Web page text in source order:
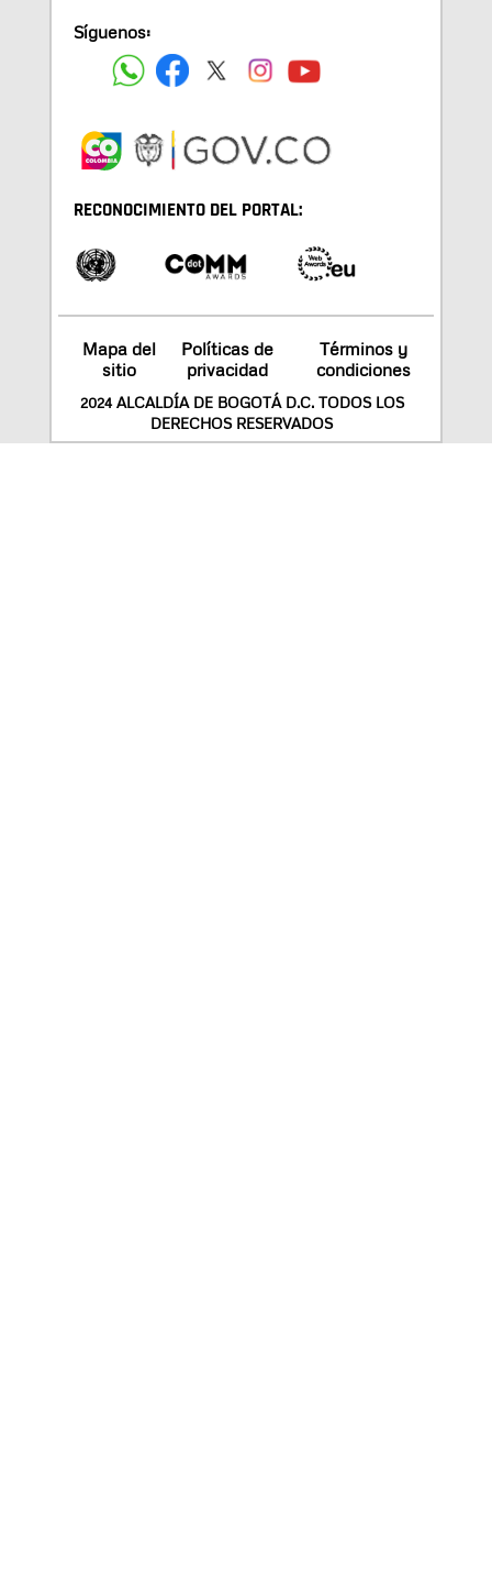
Síguenos:
RECONOCIMIENTO DEL PORTAL:
Mapa del
sitio
Políticas de
privacidad
Términos y
condiciones
2024 ALCALDÍA DE BOGOTÁ D.C. TODOS LOS
DERECHOS RESERVADOS